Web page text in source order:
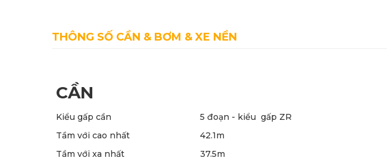
THÔNG SỐ CẦN & BƠM & XE NỀN
CẦN
Kiểu gấp cần
5 đoạn - kiểu gấp ZR
Tầm với cao nhất
42.1m
Tầm với xa nhất
37.5m